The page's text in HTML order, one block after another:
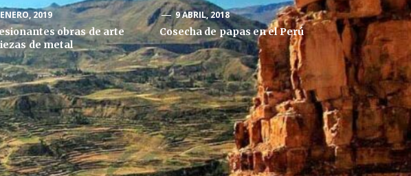
2019
obras de arte
de metal
9 ABRIL, 2018
Cosecha de papas en el Perú